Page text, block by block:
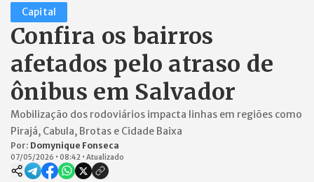
Capital
Confira os bairros
afetados pelo atraso de
ônibus em Salvador
Mobilização dos rodoviários impacta linhas em regiões como
Pirajá, Cabula, Brotas e Cidade Baixa
Por: Domynique Fonseca
07/05/2026 • 08:42 • Atualizado